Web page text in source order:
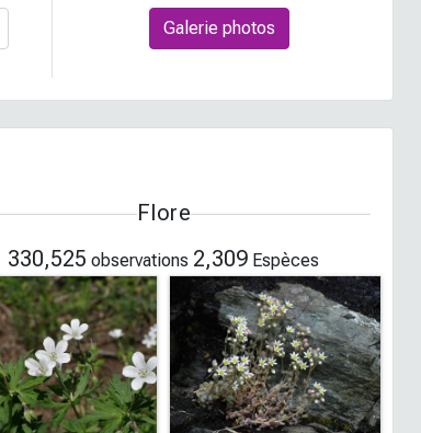
Galerie photos
Flore
330,525 observations 2,309 Espèces